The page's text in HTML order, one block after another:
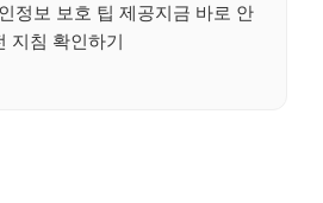
정보 보호 팁 제공지금 바로 안
지침 확인하기